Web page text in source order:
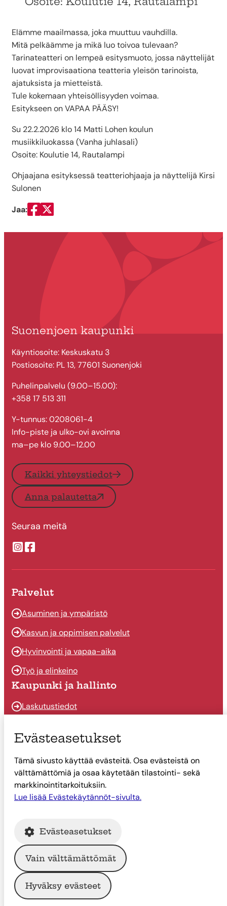
Elämme maailmassa, joka muuttuu vauhdilla.
Mitä pelkäämme ja mikä luo toivoa tulevaan?
Tarinateatteri on lempeä esitysmuoto, jossa näyttelijät
luovat improvisaationa teatteria yleisön tarinoista,
ajatuksista ja mietteistä.
Tule kokemaan yhteisöllisyyden voimaa.
Esitykseen on VAPAA PÄÄSY!
Su 22.2.2026 klo 14 Matti Lohen koulun
musiikkiluokassa (Vanha juhlasali)
Osoite: Koulutie 14, Rautalampi
Ohjaajana esityksessä teatteriohjaaja ja näyttelijä Kirsi
Sulonen
Jaa:
Jaa Facebookissa
Jaa Twitterissä
Suonenjoen kaupunki
Käyntiosoite: Keskuskatu 3
Postiosoite: PL 13, 77601 Suonenjoki
Puhelinpalvelu (9.00–15.00):
+358 17 513 311
Y-tunnus: 0208061-4
Info-piste ja ulko-ovi avoinna
ma–pe klo 9.00–12.00
Kaikki yhteystiedot
Anna palautetta
Seuraa meitä
Suonenjoen kaupungin Instragram
Suonenjoen kaupungin Facebook
Palvelut
Asuminen ja ympäristö
Kasvun ja oppimisen palvelut
Hyvinvointi ja vapaa-aika
Työ ja elinkeino
Kaupunki ja hallinto
Laskutustiedot
Päätöksenteko
Talous
Yhteystiedot
Tietoa Suonenjoesta
Tietoa Suonenjoesta
© Suonenjoen kaupunki
Intranet
Tietosuoja
Evästekäytännöt
Evästeasetukset
Tämä sivusto käyttää evästeitä. Osa evästeistä on
välttämättömiä ja osaa käytetään tilastointi- sekä
markkinointitarkoituksiin.
Lue lisää Evästekäytännöt-sivulta.
Evästeasetukset
Vain välttämättömät
Hyväksy evästeet